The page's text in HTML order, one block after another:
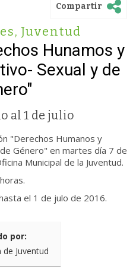
Compartir
, Juventud
Hunamos y
Sexual y de
al 1 de julio
"Derechos Humanos y
Género" en martes día 7 de
Municipal de la Juventud.
el 1 de julo de 2016.
por:
Juventud